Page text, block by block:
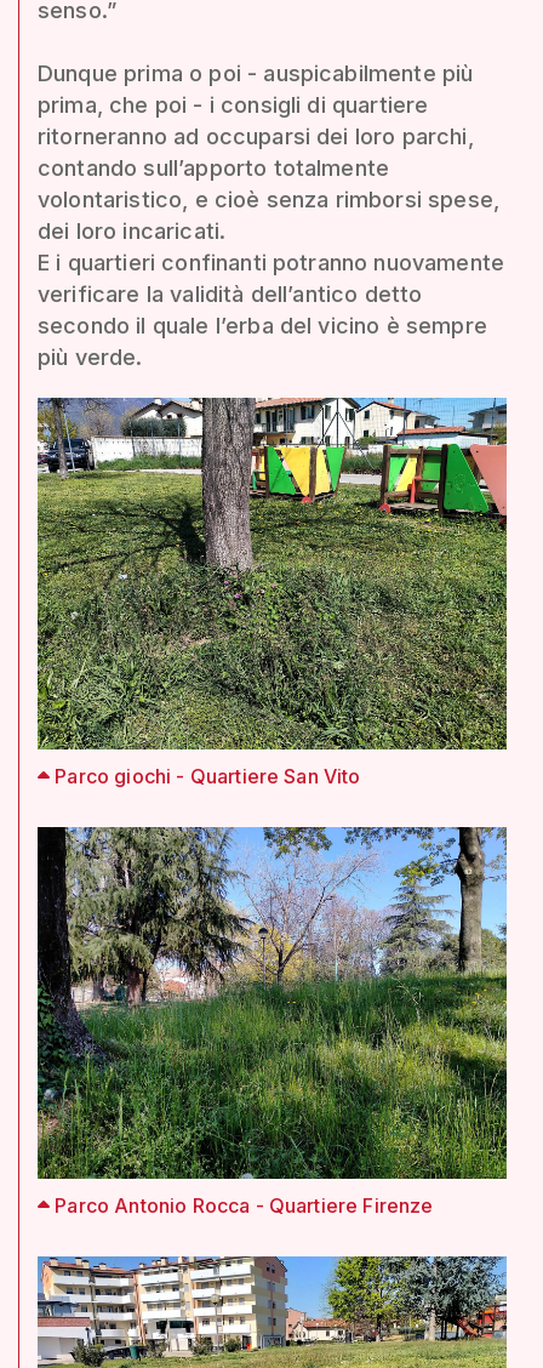
senso.”
Dunque prima o poi - auspicabilmente più
prima, che poi - i consigli di quartiere
ritorneranno ad occuparsi dei loro parchi,
contando sull’apporto totalmente
volontaristico, e cioè senza rimborsi spese,
dei loro incaricati.
E i quartieri confinanti potranno nuovamente
verificare la validità dell’antico detto
secondo il quale l’erba del vicino è sempre
più verde.
Parco giochi - Quartiere San Vito
Parco Antonio Rocca - Quartiere Firenze